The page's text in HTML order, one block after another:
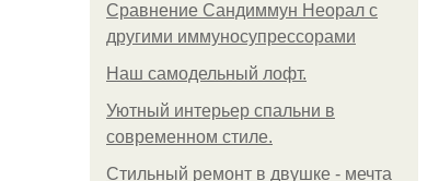
Сравнение Сандиммун Неорал с
другими иммуносупрессорами
Наш самодельный лофт.
Уютный интерьер спальни в
современном стиле.
Стильный ремонт в двушке - мечта